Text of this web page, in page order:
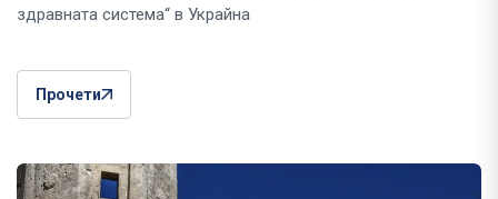
здравната система“ в Украйна
Прочети